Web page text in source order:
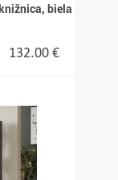
biela
132.00 €